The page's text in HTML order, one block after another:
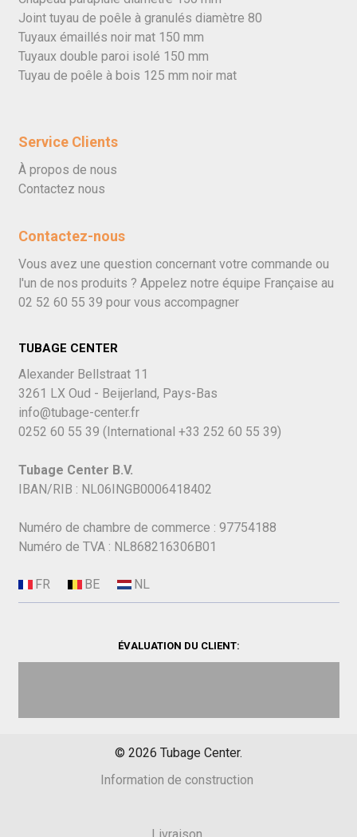
Joint tuyau de poêle à granulés diamètre 80
Tuyaux émaillés noir mat 150 mm
Tuyaux double paroi isolé 150 mm
Tuyau de poêle à bois 125 mm noir mat
Service Clients
À propos de nous
Contactez nous
Contactez-nous
Vous avez une question concernant votre commande ou
l'un de nos produits ? Appelez notre équipe Française au
02 52 60 55 39 pour vous accompagner
TUBAGE CENTER
Alexander Bellstraat 11
3261 LX Oud - Beijerland, Pays-Bas
info@tubage-center.fr
0252 60 55 39 (International +33 252 60 55 39)
Tubage Center B.V.
IBAN/RIB : NL06INGB0006418402
Numéro de chambre de commerce : 97754188
Numéro de TVA : NL868216306B01
ÉVALUATION DU CLIENT:
© 2026 Tubage Center.
Information de construction
Livraison